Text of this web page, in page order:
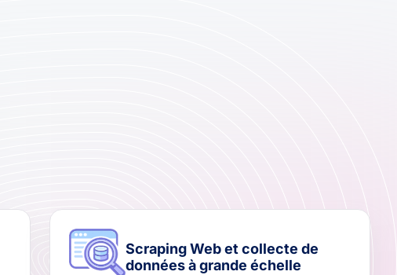
Scraping Web et collecte de
données à grande échelle